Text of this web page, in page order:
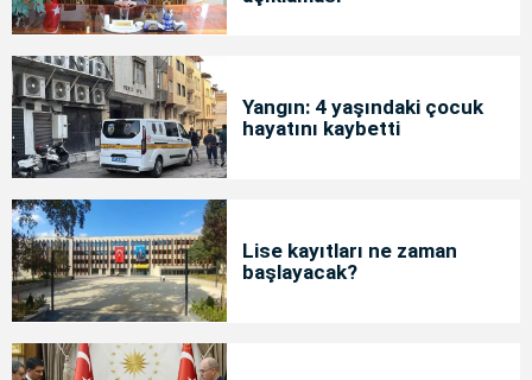
Yangın: 4 yaşındaki çocuk
hayatını kaybetti
Lise kayıtları ne zaman
başlayacak?